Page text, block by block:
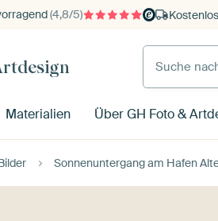
(4,8/5)
Materialien Über GH Foto &
Sonnenuntergang am Hafen